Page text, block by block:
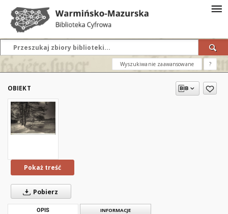
Wyszukiwanie zaawansowane ?
OBIEKT
Pokaż treść
Pobierz
OPIS INFORMACJE